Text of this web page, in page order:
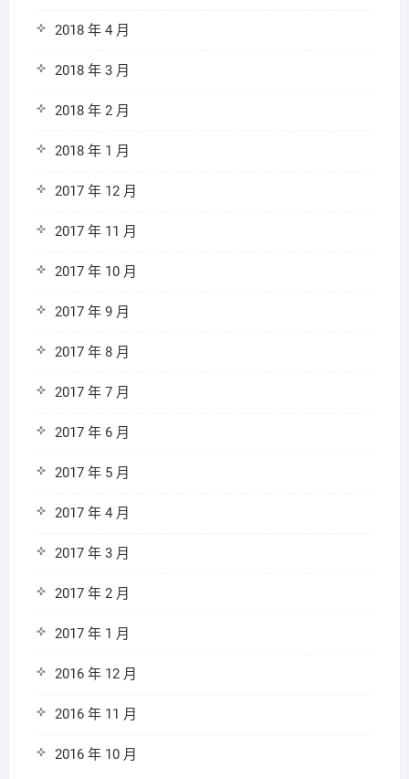
2018 年 4 月
2018 年 3 月
2018 年 2 月
2018 年 1 月
2017 年 12 月
2017 年 11 月
2017 年 10 月
2017 年 9 月
2017 年 8 月
2017 年 7 月
2017 年 6 月
2017 年 5 月
2017 年 4 月
2017 年 3 月
2017 年 2 月
2017 年 1 月
2016 年 12 月
2016 年 11 月
2016 年 10 月